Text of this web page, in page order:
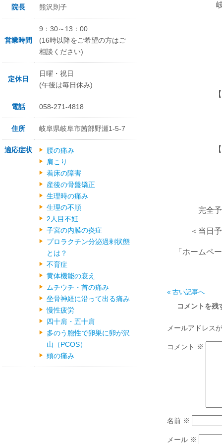
岐阜市茜
【診療時
【休
完全予
＜当日予約
「ホームペー
« 古い記事へ
コメントを残
メールアドレス
コメント ※
名前 ※
メール ※
院長 熊沢則子
営業時間
9：30～13：00
(16時以降をご希望の方はご
相談ください)
定休日
日曜・祝日
(午後は毎日休み)
電話 058-271-4818
住所 岐阜県岐阜市茜部野瀬1-5-7
適応症状
腰の痛み
肩こり
着床の障害
産後の骨盤矯正
生理時の痛み
生理の不順
2人目不妊
子宮の内膜の炎症
プロラクチン分泌過剰状態
とは？
不育症
黄体機能の衰え
ムチウチ・首の痛み
坐骨神経に沿って出る痛み
慢性疲労
四十肩・五十肩
多のう胞性で卵巣に卵が沢
山（PCOS）
頭の痛み